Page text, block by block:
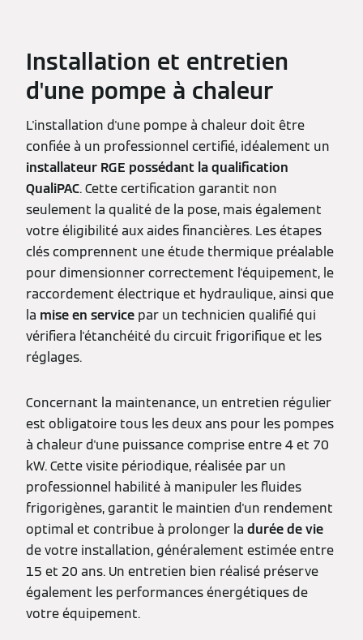
Installation et entretien
d'une pompe à chaleur
L'installation d'une pompe à chaleur doit être
confiée à un professionnel certifié, idéalement un
installateur RGE possédant la qualification
QualiPAC. Cette certification garantit non
seulement la qualité de la pose, mais également
votre éligibilité aux aides financières. Les étapes
clés comprennent une étude thermique préalable
pour dimensionner correctement l'équipement, le
raccordement électrique et hydraulique, ainsi que
la mise en service par un technicien qualifié qui
vérifiera l'étanchéité du circuit frigorifique et les
réglages.
Concernant la maintenance, un entretien régulier
est obligatoire tous les deux ans pour les pompes
à chaleur d'une puissance comprise entre 4 et 70
kW. Cette visite périodique, réalisée par un
professionnel habilité à manipuler les fluides
frigorigènes, garantit le maintien d'un rendement
optimal et contribue à prolonger la durée de vie
de votre installation, généralement estimée entre
15 et 20 ans. Un entretien bien réalisé préserve
également les performances énergétiques de
votre équipement.